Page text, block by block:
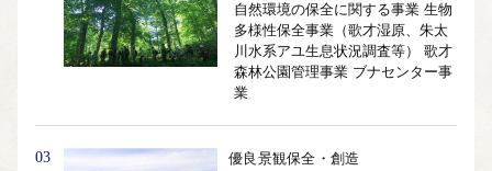
自然環境の保全に関する事業 生物
多様性保全事業（歌才湿原、朱太
川水系アユ生息状況調査等） 歌才
森林公園管理事業 ブナセンター事
業
03
優良景観保全・創造